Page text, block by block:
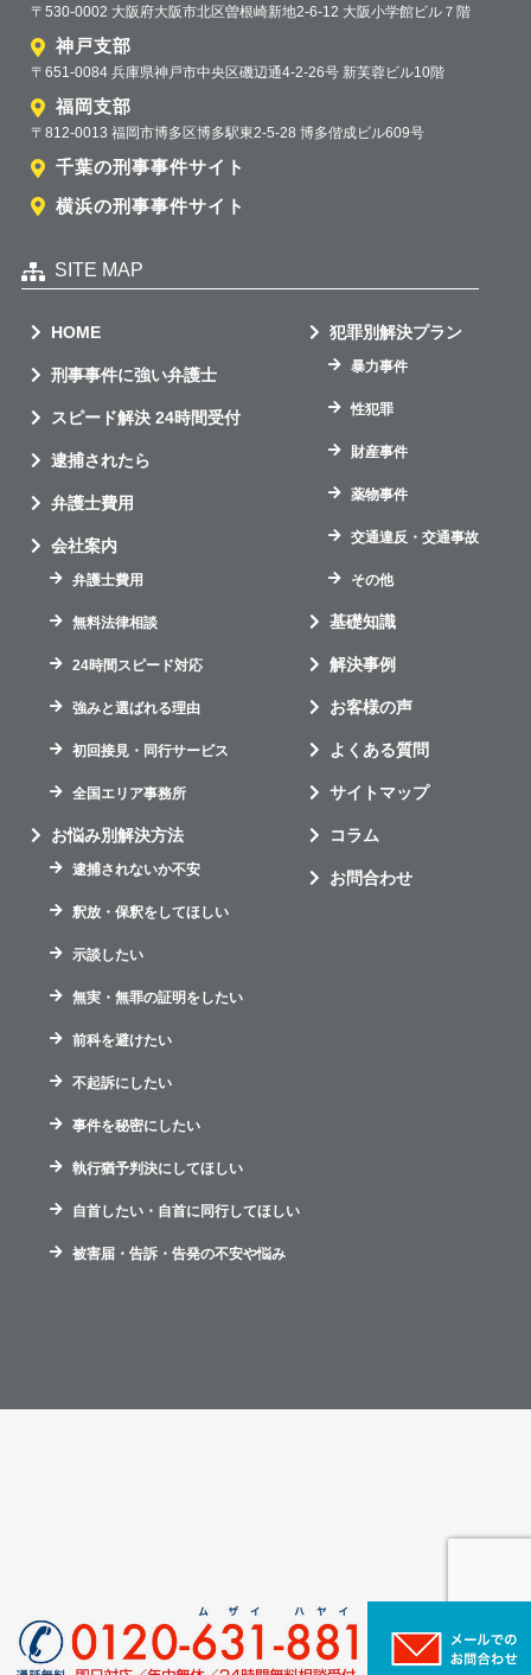
〒530-0002 大阪府大阪市北区曽根崎新地2-6-12 大阪小学館ビル７階
神戸支部
〒651-0084 兵庫県神戸市中央区磯辺通4-2-26号 新芙蓉ビル10階
福岡支部
〒812-0013 福岡市博多区博多駅東2-5-28 博多偕成ビル609号
千葉の刑事事件サイト
横浜の刑事事件サイト
SITE MAP
HOME
刑事事件に強い弁護士
スピード解決 24時間受付
逮捕されたら
弁護士費用
会社案内
弁護士費用
無料法律相談
24時間スピード対応
強みと選ばれる理由
初回接見・同行サービス
全国エリア事務所
お悩み別解決方法
逮捕されないか不安
釈放・保釈をしてほしい
示談したい
無実・無罪の証明をしたい
前科を避けたい
不起訴にしたい
事件を秘密にしたい
執行猶予判決にしてほしい
自首したい・自首に同行してほしい
被害届・告訴・告発の不安や悩み
犯罪別解決プラン
暴力事件
性犯罪
財産事件
薬物事件
交通違反・交通事故
その他
基礎知識
解決事例
お客様の声
よくある質問
サイトマップ
コラム
お問合わせ